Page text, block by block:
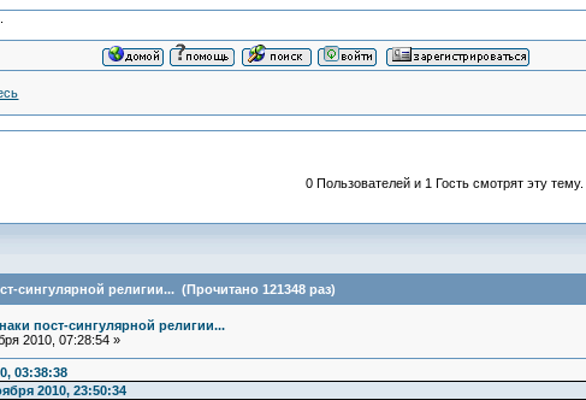
0 Пользователей и 1 Гость смотрят эту тему.
сингулярной религии... (Прочитано 121348 раз)
пост-сингулярной религии...
2010, 07:28:54 »
03:38:38
2010, 23:50:34